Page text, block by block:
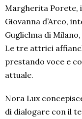
Margherita Porete,
Giovanna d’Arco,
Guglielma di
Le tre attrici
prestando voce e
attuale.
Nora Lux
di dialogare con il